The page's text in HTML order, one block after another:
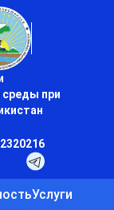
при
Услуги